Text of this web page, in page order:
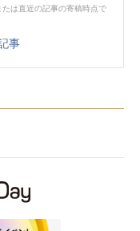
は直近の記事の寄稿時点で
事